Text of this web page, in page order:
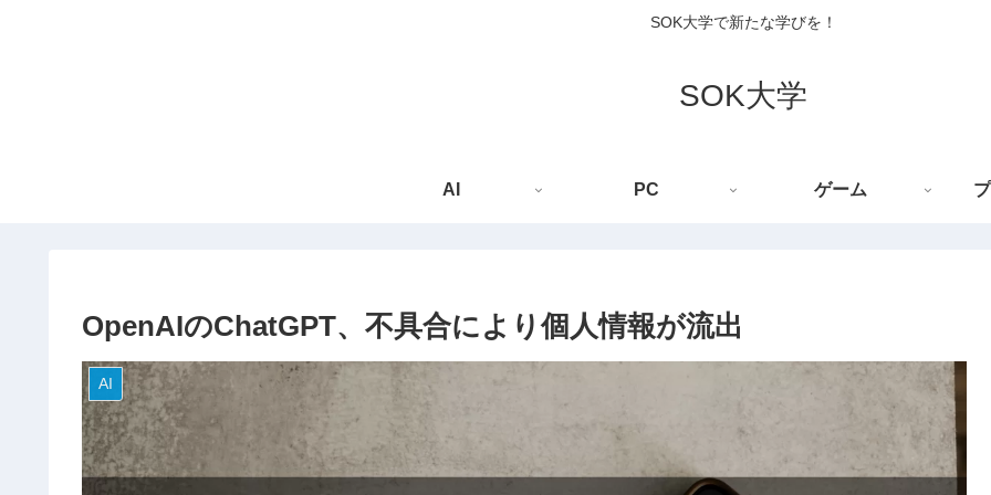
SOK大学で新たな学びを！
SOK大学
AI PC ゲーム
OpenAIのChatGPT、不具合により個人情報が流出
AI